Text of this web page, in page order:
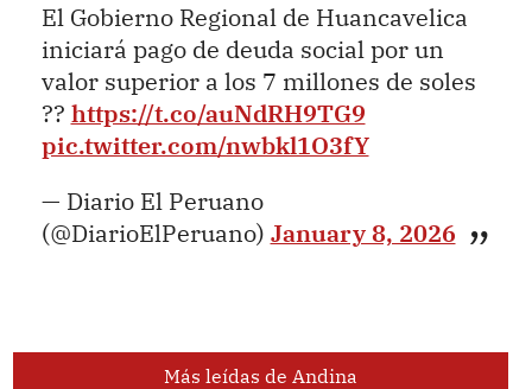
El Gobierno Regional de Huancavelica
iniciará pago de deuda social por un
valor superior a los 7 millones de soles
?? https://t.co/auNdRH9TG9
pic.twitter.com/nwbkl1O3fY
— Diario El Peruano
(@DiarioElPeruano) January 8, 2026
Más leídas de Andina